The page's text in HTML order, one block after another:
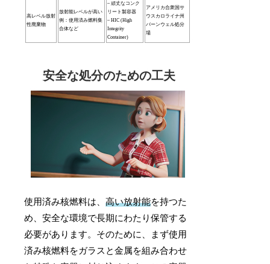
高レベル放射
性廃棄物
放射能レベルが高い
例：使用済み燃料集
合体など
– 頑丈なコンク
リート製容器
– HIC (High
Integrity
Container)
アメリカ合衆国サ
ウスカロライナ州
バーンウェル処分
場
安全な処分のための工夫
使用済み核燃料は、高い放射能を持つた
め、安全な環境で長期にわたり保管する
必要があります。そのために、まず使用
済み核燃料をガラスと金属を組み合わせ